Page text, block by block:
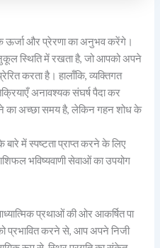
ऊर्जा और प्रेरणा का अनुभव करेंगे।
स्थिति में रखता है, जो आपको अपने
करता है। हालाँकि, व्यक्तिगत
अनावश्यक संघर्ष पैदा कर
का अच्छा समय है, लेकिन गहन शोध के
में स्पष्टता प्राप्त करने के लिए
भविष्यवाणी सेवाओं का उपयोग
प्रथाओं की ओर आकर्षित पा
करने से, आप अपने निजी